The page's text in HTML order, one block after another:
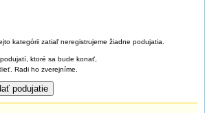
kategórii zatiaľ neregistrujeme žiadne podujatia.
ktoré sa bude konať,
Radi ho zverejníme.